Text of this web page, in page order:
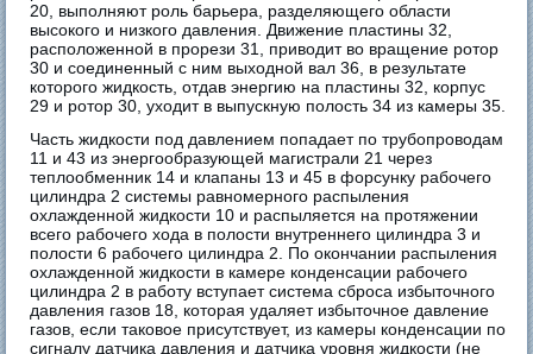
20, выполняют роль барьера, разделяющего области
высокого и низкого давления. Движение пластины 32,
расположенной в прорези 31, приводит во вращение ротор
30 и соединенный с ним выходной вал 36, в результате
которого жидкость, отдав энергию на пластины 32, корпус
29 и ротор 30, уходит в выпускную полость 34 из камеры 35.
Часть жидкости под давлением попадает по трубопроводам
11 и 43 из энергообразующей магистрали 21 через
теплообменник 14 и клапаны 13 и 45 в форсунку рабочего
цилиндра 2 системы равномерного распыления
охлажденной жидкости 10 и распыляется на протяжении
всего рабочего хода в полости внутреннего цилиндра 3 и
полости 6 рабочего цилиндра 2. По окончании распыления
охлажденной жидкости в камере конденсации рабочего
цилиндра 2 в работу вступает система сброса избыточного
давления газов 18, которая удаляет избыточное давление
газов, если таковое присутствует, из камеры конденсации по
сигналу датчика давления и датчика уровня жидкости (не